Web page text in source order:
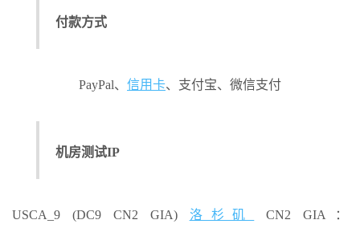
付款方式
PayPal、 信用卡、支付宝、微信支付
机房测试IP
USCA_9 (DC9 CN2 GIA) 洛杉矶
CN2 GIA：